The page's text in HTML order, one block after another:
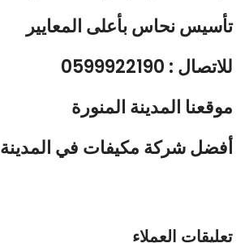
تأسيس نحاسبأعلى المعايير
للاتصال : 0599922190
موقعنا المدينة المنورة
أفضل شركة مكيفات في المدينة
تعليقات العملاء